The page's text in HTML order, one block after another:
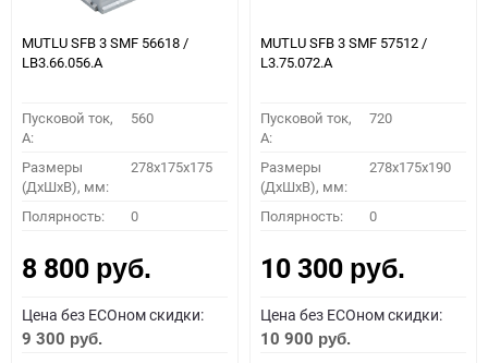
MUTLU SFB 3 SMF 56618 /
LB3.66.056.A
Пусковой ток,
A:
560
Размеры
(ДхШхВ), мм:
278x175x175
Полярность: 0
8 800 руб.
Цена без ECOном скидки:
9 300 руб.
MUTLU SFB 3 SMF 57512 /
L3.75.072.A
Пусковой ток,
A:
720
Размеры
(ДхШхВ), мм:
278x175x190
Полярность: 0
10 300 руб.
Цена без ECOном скидки:
10 900 руб.